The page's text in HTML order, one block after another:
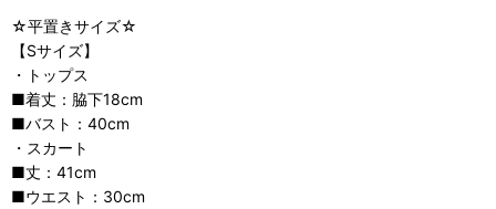
☆平置きサイズ☆
【Sサイズ】
・トップス
■着丈：脇下18cm
■バスト：40cm
・スカート
■丈：41cm
■ウエスト：30cm